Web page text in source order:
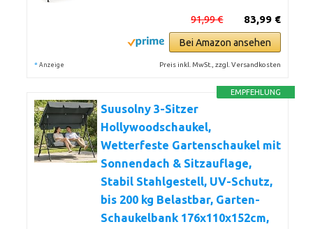
83,99 €
91,99 €
Bei Amazon ansehen
* Anzeige Preis inkl. MwSt., zzgl. Versandkosten
EMPFEHLUNG
Suusolny 3-Sitzer
Hollywoodschaukel,
Wetterfeste Gartenschaukel mit
Sonnendach & Sitzauflage,
Stabil Stahlgestell, UV-Schutz,
bis 200 kg Belastbar, Garten-
Schaukelbank 176x110x152cm,